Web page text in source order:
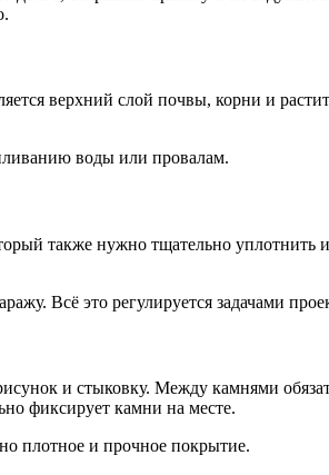
верхний слой почвы, корни и
воды или провалам.
также нужно тщательно уплотнить
Всё это регулируется задачами
и стыковку. Между камнями
фиксирует камни на месте.
плотное и прочное покрытие.